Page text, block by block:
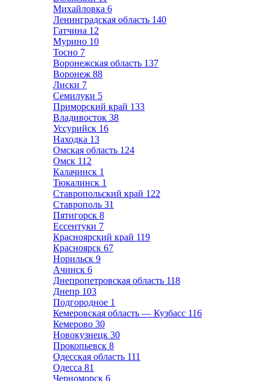
Михайловка 6
Ленинградская область 140
Гатчина 12
Мурино 10
Тосно 7
Воронежская область 137
Воронеж 88
Лиски 7
Семилуки 5
Приморский край 133
Владивосток 38
Уссурийск 16
Находка 13
Омская область 124
Омск 112
Калачинск 1
Тюкалинск 1
Ставропольский край 122
Ставрополь 31
Пятигорск 8
Ессентуки 7
Красноярский край 119
Красноярск 67
Норильск 9
Ачинск 6
Днепропетровская область 118
Днепр 103
Подгородное 1
Кемеровская область — Кузбасс 116
Кемерово 30
Новокузнецк 30
Прокопьевск 8
Одесская область 111
Одесса 81
Черноморск 6